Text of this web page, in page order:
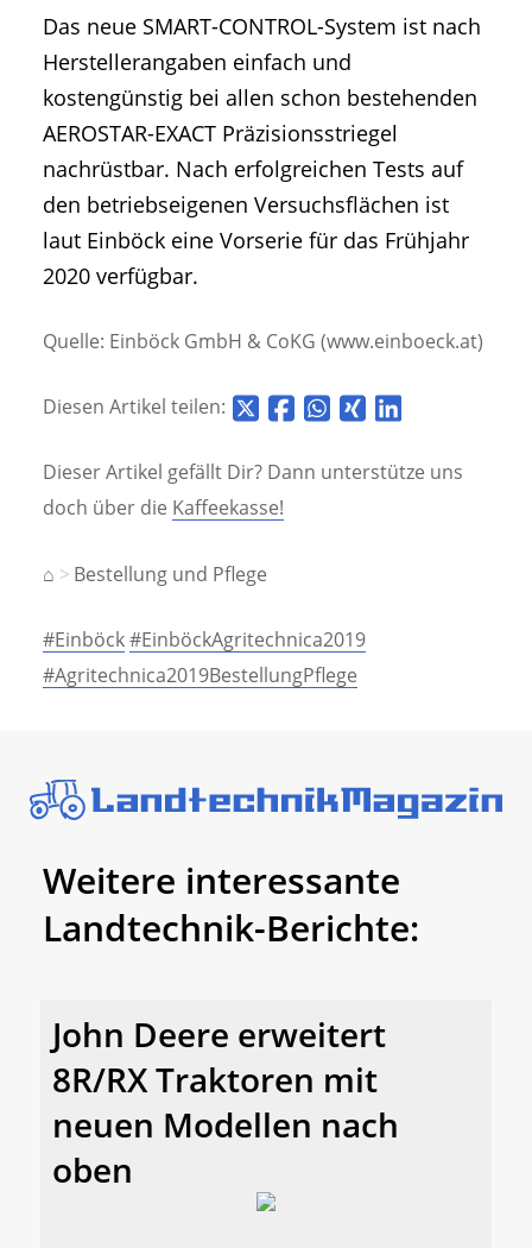
Das neue SMART-CONTROL-System ist nach
Herstellerangaben einfach und
kostengünstig bei allen schon bestehenden
AEROSTAR-EXACT Präzisionsstriegel
nachrüstbar. Nach erfolgreichen Tests auf
den betriebseigenen Versuchsflächen ist
laut Einböck eine Vorserie für das Frühjahr
2020 verfügbar.
Quelle: Einböck GmbH & CoKG (www.einboeck.at)
Diesen Artikel teilen:
Dieser Artikel gefällt Dir? Dann unterstütze uns
doch über die Kaffeekasse!
⌂ Bestellung und Pflege
#Einböck#EinböckAgritechnica2019
#Agritechnica2019BestellungPflege
Weitere interessante
Landtechnik-Berichte:
John Deere erweitert
8R/RX Traktoren mit
neuen Modellen nach
oben